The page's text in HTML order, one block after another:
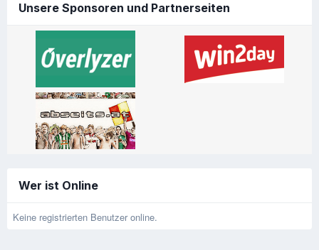
Unsere Sponsoren und Partnerseiten
Wer ist Online
Keine registrierten Benutzer online.